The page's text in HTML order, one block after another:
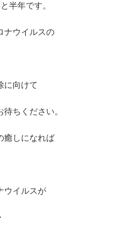
半年です。
ナウイルスの
に向けて
ちください。
癒しになれば
ウイルスが